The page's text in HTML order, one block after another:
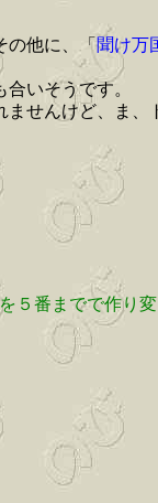
の他に、「聞け万
いそうです。
ませんけど、ま
５番までで作り